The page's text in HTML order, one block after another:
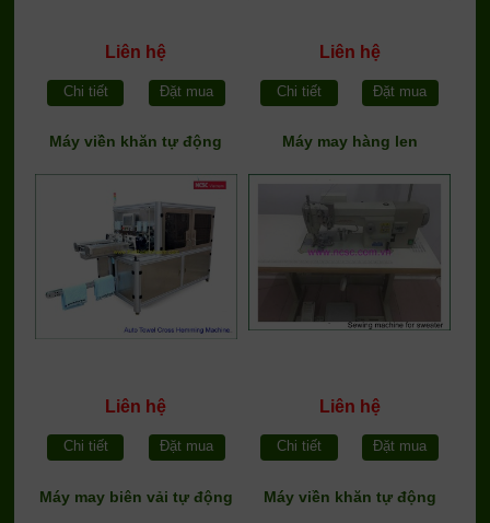
Liên hệ
Chi tiết Đặt mua
Liên hệ
Chi tiết Đặt mua
Máy viền khăn tự động
Liên hệ
Chi tiết Đặt mua
Máy may hàng len
Liên hệ
Chi tiết Đặt mua
Máy may biên vải tự động Máy viền khăn tự động